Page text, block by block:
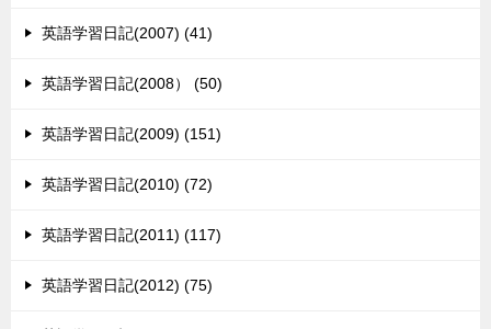
英語学習日記(2007) (41)
英語学習日記(2008） (50)
英語学習日記(2009) (151)
英語学習日記(2010) (72)
英語学習日記(2011) (117)
英語学習日記(2012) (75)